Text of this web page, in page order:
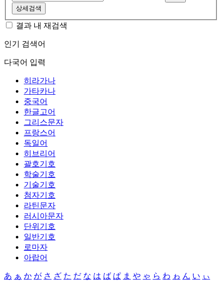
상세검색
결과 내 재검색
인기 검색어
다국어 입력
히라가나
가타카나
중국어
한글고어
그리스문자
프랑스어
독일어
히브리어
괄호기호
학술기호
기술기호
첨자기호
라틴문자
러시아문자
단위기호
일반기호
로마자
아랍어
あ ぁ か が さ ざ た だ な は ば ぱ ま や ゃ ら わ ゎ ん い ぃ